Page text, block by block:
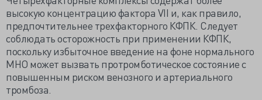
высокую концентрацию фактора VII и, как правило,
предпочтительнее трехфакторного КФПК. Следует
соблюдать осторожность при применении КФПК,
поскольку избыточное введение на фоне нормального
МНО может вызвать протромботическое состояние с
повышенным риском венозного и артериального
тромбоза.